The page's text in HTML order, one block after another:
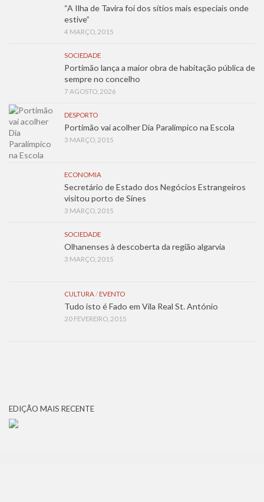
“A Ilha de Tavira foi dos sítios mais especiais onde
estive”
4 MARÇO, 2015
SOCIEDADE
Portimão lança a maior obra de habitação pública de
sempre no concelho
7 AGOSTO, 2026
DESPORTO
Portimão vai acolher Dia Paralímpico na Escola
3 MARÇO, 2015
ECONOMIA
Secretário de Estado dos Negócios Estrangeiros
visitou porto de Sines
3 MARÇO, 2015
SOCIEDADE
Olhanenses à descoberta da região algarvia
3 MARÇO, 2015
CULTURA/ EVENTO
Tudo isto é Fado em Vila Real St. António
20 FEVEREIRO, 2015
EDIÇÃO MAIS RECENTE